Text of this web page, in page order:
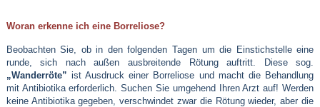
Woran erkenne ich eine Borreliose?
Beobachten Sie, ob in den folgenden Tagen um die Einstichstelle eine
runde, sich nach außen ausbreitende Rötung auftritt. Diese sog.
„Wanderröte” ist Ausdruck einer Borreliose und macht die Behandlung
mit Antibiotika erforderlich. Suchen Sie umgehend Ihren Arzt auf! Werden
keine Antibiotika gegeben, verschwindet zwar die Rötung wieder, aber die